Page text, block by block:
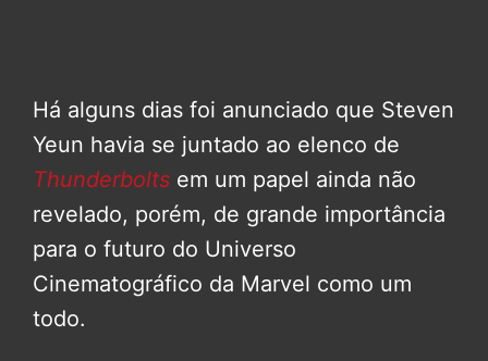
Há alguns dias foi anunciado que Steven
Yeun havia se juntado ao elenco de
Thunderbolts em um papel ainda não
revelado, porém, de grande importância
para o futuro do Universo
Cinematográfico da Marvel como um
todo.